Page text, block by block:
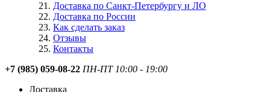
Доставка по Санкт-Петербургу и ЛО
Доставка по России
Как сделать заказ
Отзывы
Контакты
+7 (985) 059-08-22 ПН-ПТ 10:00 - 19:00
Доставка